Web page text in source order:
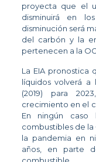
proyecta que el
disminuirá en
disminución será
del carbón y la
pertenecen a la
La EIA
líquidos volverá a
(2019) para
crecimiento en el
En ningún
combustibles de la
la pandemia en
años, en parte